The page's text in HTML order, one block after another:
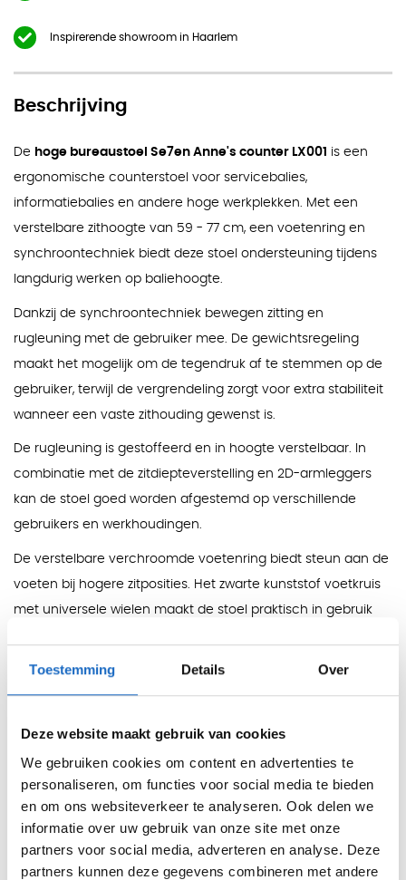
Toestemming Details Over
Deze website maakt gebruik van cookies
We gebruiken cookies om content en advertenties te
personaliseren, om functies voor social media te bieden
en om ons websiteverkeer te analyseren. Ook delen we
informatie over uw gebruik van onze site met onze
partners voor social media, adverteren en analyse. Deze
partners kunnen deze gegevens combineren met andere
Inspirerende showroom in Haarlem
Beschrijving
De hoge bureaustoel Se7en Anne's counter LX001 is een
ergonomische counterstoel voor servicebalies,
informatiebalies en andere hoge werkplekken. Met een
verstelbare zithoogte van 59 - 77 cm, een voetenring en
synchroontechniek biedt deze stoel ondersteuning tijdens
langdurig werken op baliehoogte.
Dankzij de synchroontechniek bewegen zitting en
rugleuning met de gebruiker mee. De gewichtsregeling
maakt het mogelijk om de tegendruk af te stemmen op de
gebruiker, terwijl de vergrendeling zorgt voor extra stabiliteit
wanneer een vaste zithouding gewenst is.
De rugleuning is gestoffeerd en in hoogte verstelbaar. In
combinatie met de zitdiepteverstelling en 2D-armleggers
kan de stoel goed worden afgestemd op verschillende
gebruikers en werkhoudingen.
De verstelbare verchroomde voetenring biedt steun aan de
voeten bij hogere zitposities. Het zwarte kunststof voetkruis
met universele wielen maakt de stoel praktisch in gebruik
Kleuren
Uit voorraad:zwart.
Zithoogte: 59 - 77 cm
Functies
Mechanisme: synchroontechniek met
gewichtsregeling en vergrendeling